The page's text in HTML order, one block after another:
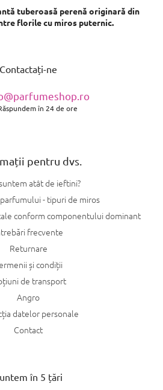
tuberoasă perenă originară din
florile cu miros puternic.
Contactați-ne
în 24 de ore
pentru dvs.
atât de ieftini?
- tipuri de miros
conform componentului dominant
frecvente
Returnare
și condiții
de transport
Angro
datelor personale
Contact
în 5 țări